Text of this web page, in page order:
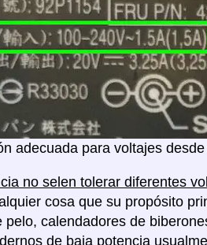
adecuada para voltajes
no selen tolerar diferentes
cosa que su propósito
calendadores de
de baja potencia